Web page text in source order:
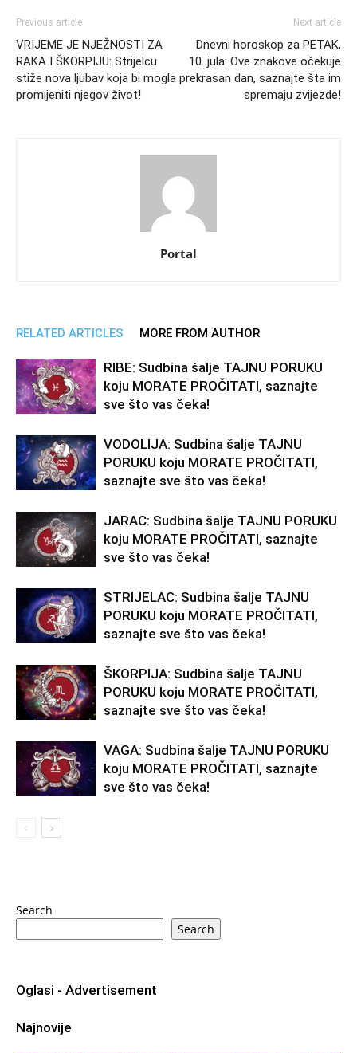
Previous article
VRIJEME JE NJEŽNOSTI ZA
RAKA I ŠKORPIJU: Strijelcu
stiže nova ljubav koja bi mogla
promijeniti njegov život!
Next article
Dnevni horoskop za PETAK,
10. jula: Ove znakove očekuje
prekrasan dan, saznajte šta im
spremaju zvijezde!
Portal
RELATED ARTICLES MORE FROM AUTHOR
RIBE: Sudbina šalje TAJNU PORUKU
koju MORATE PROČITATI, saznajte
sve što vas čeka!
VODOLIJA: Sudbina šalje TAJNU
PORUKU koju MORATE PROČITATI,
saznajte sve što vas čeka!
JARAC: Sudbina šalje TAJNU PORUKU
koju MORATE PROČITATI, saznajte
sve što vas čeka!
STRIJELAC: Sudbina šalje TAJNU
PORUKU koju MORATE PROČITATI,
saznajte sve što vas čeka!
ŠKORPIJA: Sudbina šalje TAJNU
PORUKU koju MORATE PROČITATI,
saznajte sve što vas čeka!
VAGA: Sudbina šalje TAJNU PORUKU
koju MORATE PROČITATI, saznajte
sve što vas čeka!
Search
Search
Oglasi - Advertisement
Najnovije